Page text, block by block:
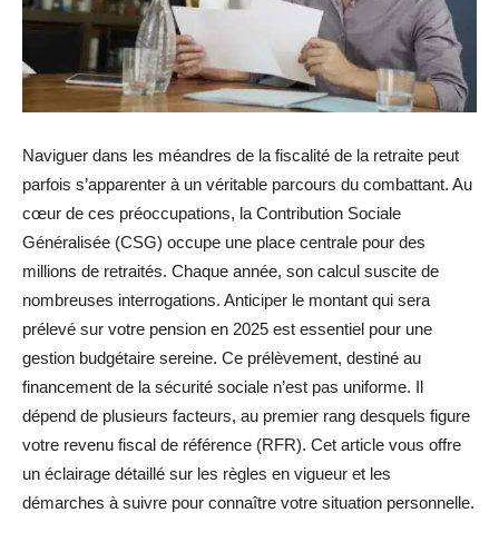
Naviguer dans les méandres de la fiscalité de la retraite peut
parfois s’apparenter à un véritable parcours du combattant. Au
cœur de ces préoccupations, la Contribution Sociale
Généralisée (CSG) occupe une place centrale pour des
millions de retraités. Chaque année, son calcul suscite de
nombreuses interrogations. Anticiper le montant qui sera
prélevé sur votre pension en 2025 est essentiel pour une
gestion budgétaire sereine. Ce prélèvement, destiné au
financement de la sécurité sociale n’est pas uniforme. Il
dépend de plusieurs facteurs, au premier rang desquels figure
votre revenu fiscal de référence (RFR). Cet article vous offre
un éclairage détaillé sur les règles en vigueur et les
démarches à suivre pour connaître votre situation personnelle.